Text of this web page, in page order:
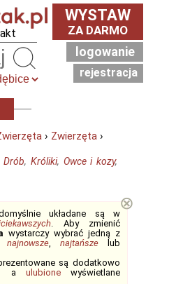
WYSTAW
ZA DARMO
logowanie
rejestracja
› Zwierzęta ›
Drób,Króliki, Owce i kozy,
układane są w
. Aby zmienić
wystarczy wybrać jedną z
najnowsze, najtańszelub
są dodatkowo
a ulubionewyświetlane
⊗